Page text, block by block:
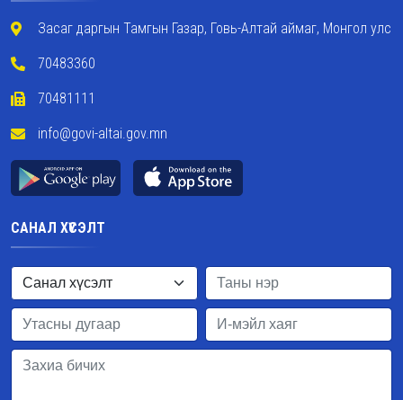
Засаг даргын Тамгын Газар, Говь-Алтай аймаг, Монгол улс
70483360
70481111
info@govi-altai.gov.mn
САНАЛ ХҮСЭЛТ